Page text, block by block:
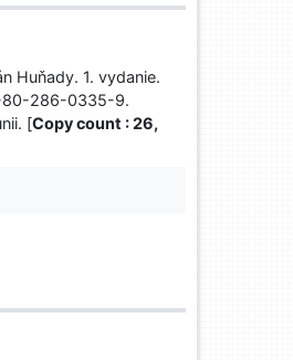
Huňady. 1. vydanie.
80-286-0335-9.
[Copy count : 26,